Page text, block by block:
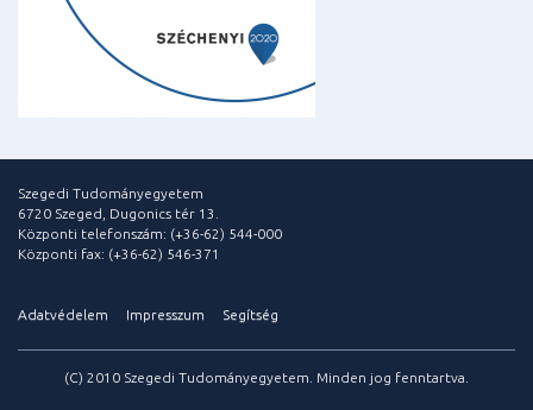
Szegedi Tudományegyetem
6720 Szeged, Dugonics tér 13.
Központi telefonszám: (+36-62) 544-000
Központi fax: (+36-62) 546-371
Adatvédelem Impresszum Segítség
(C) 2010 Szegedi Tudományegyetem. Minden jog fenntartva.